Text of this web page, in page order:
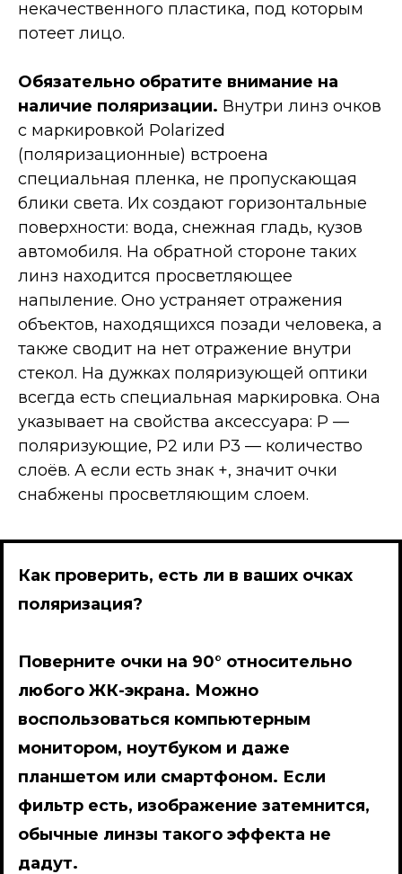
некачественного пластика, под которым
потеет лицо.
Обязательно обратите внимание на
наличие поляризации. Внутри линз очков
с маркировкой Polarized
(поляризационные) встроена
специальная пленка, не пропускающая
блики света. Их создают горизонтальные
поверхности: вода, снежная гладь, кузов
автомобиля. На обратной стороне таких
линз находится просветляющее
напыление. Оно устраняет отражения
объектов, находящихся позади человека, а
также сводит на нет отражение внутри
стекол. На дужках поляризующей оптики
всегда есть специальная маркировка. Она
указывает на свойства аксессуара: P —
поляризующие, P2 или P3 — количество
слоёв. А если есть знак +, значит очки
снабжены просветляющим слоем.
Как проверить, есть ли в ваших очках
поляризация?
Поверните очки на 90° относительно
любого ЖК-экрана. Можно
воспользоваться компьютерным
монитором, ноутбуком и даже
планшетом или смартфоном. Если
фильтр есть, изображение затемнится,
обычные линзы такого эффекта не
дадут.